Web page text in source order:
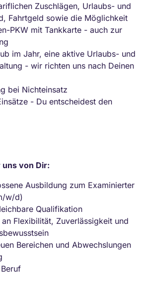
Zuschlägen, Urlaubs- und
Fahrtgeld sowie die Möglichkeit
PKW mit Tankkarte - auch zur
im Jahr, eine aktive Urlaubs- und
- wir richten uns nach Deinen
bei Nichteinsatz
- Du entscheidest den
von Dir:
Ausbildung zum Examinierter
w/d)
Qualifikation
Flexibilität, Zuverlässigkeit und
Bereichen und Abwechslungen